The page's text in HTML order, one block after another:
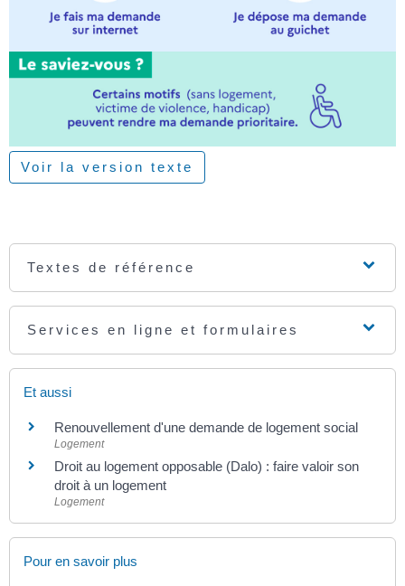
Voir la version texte
Textes de référence
Services en ligne et formulaires
Et aussi
Renouvellement d'une demande de logement social
Logement
Droit au logement opposable (Dalo) : faire valoir son
droit à un logement
Logement
Pour en savoir plus